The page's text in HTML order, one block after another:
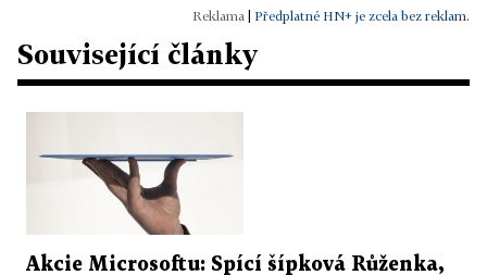
Předplatné HN+ je zcela bez reklam.
Související články
Akcie Microsoftu: Spící šípková Růženka,